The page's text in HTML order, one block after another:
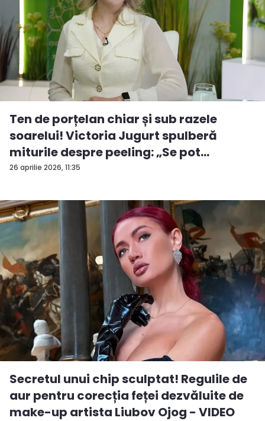
26 aprilie 2026, 11:35
Ten de porțelan chiar și sub razele
soarelui! Victoria Jugurt spulberă
miturile despre peeling: „Se pot
efectua...
Secretul unui chip sculptat! Regulile de
aur pentru corecția feței dezvăluite de
make-up artista Liubov Ojog - VIDEO